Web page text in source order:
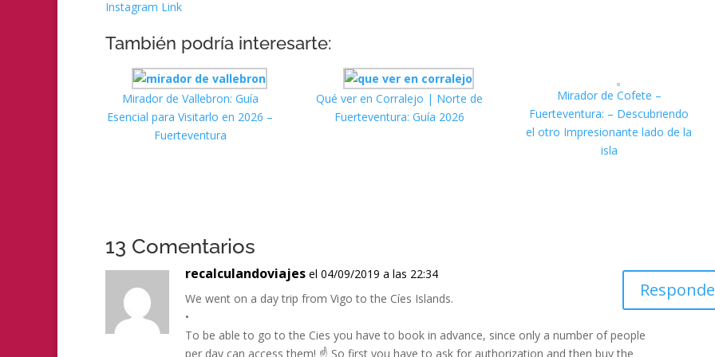
Instagram Link
También podría interesarte:
Mirador de Vallebron: Guía
Esencial para Visitarlo en 2026 –
Fuerteventura
Qué ver en Corralejo | Norte de
Fuerteventura: Guía 2026
Mirador de Cofete –
Fuerteventura: – Descubriendo
el otro Impresionante lado de la
isla
13 Comentarios
recalculandoviajes el 04/09/2019 a las 22:34
We went on a day trip from Vigo to the Cíes Islands.
•
To be able to go to the Cies you have to book in advance, since only a number of people
per day can access them! ☝️ So first you have to ask for authorization and then buy the